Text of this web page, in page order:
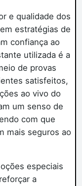
e qualidade dos
estratégias de
confiança ao
utilizada é a
de provas
satisfeitos,
ao vivo do
um senso de
com que
mais seguros ao
especiais
a